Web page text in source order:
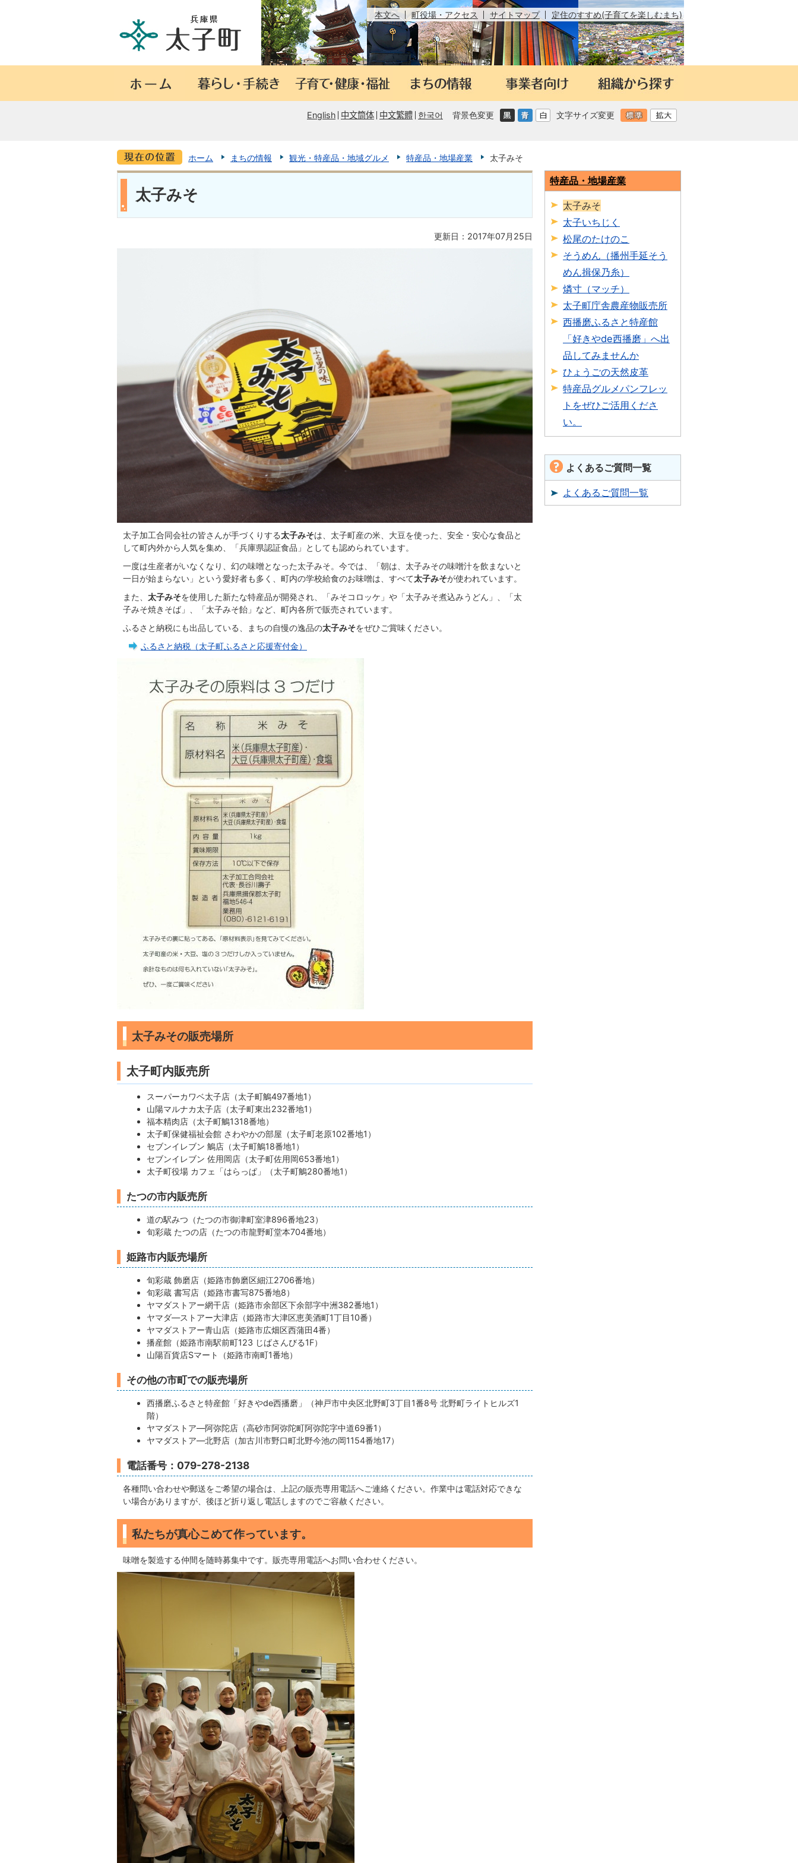
本文へ 町役場・アクセス サイトマップ 定住のすすめ(子育てを楽しむまち)
English 中文筒体 中文繁體 한국어 背景色変更 文字サイズ変更
ホーム まちの情報 観光・特産品・地域グルメ 特産品・地場産業 太子みそ
太子みそ
更新日：2017年07月25日
太子加工合同会社の皆さんが手づくりする太子みそは、太子町産の米、大豆を使った、安全・安心な食品と
して町内外から人気を集め、「兵庫県認証食品」としても認められています。
一度は生産者がいなくなり、幻の味噌となった太子みそ。今では、「朝は、太子みその味噌汁を飲まないと
一日が始まらない」という愛好者も多く、町内の学校給食のお味噌は、すべて太子みそが使われています。
また、 太子みそを使用した新たな特産品が開発され、「みそコロッケ」や「太子みそ煮込みうどん」、「太
子みそ焼きそば」、「太子みそ飴」など、町内各所で販売されています。
ふるさと納税にも出品している、まちの自慢の逸品の太子みそをぜひご賞味ください。
ふるさと納税（太子町ふるさと応援寄付金）
太子みその販売場所
太子町内販売所
スーパーカワベ太子店（太子町鵤497番地1）
山陽マルナカ太子店（太子町東出232番地1）
福本精肉店（太子町鵤1318番地）
太子町保健福祉会館 さわやかの部屋（太子町老原102番地1）
セブンイレブン 鵤店（太子町鵤18番地1）
セブンイレブン 佐用岡店（太子町佐用岡653番地1）
太子町役場 カフェ「はらっぱ」（太子町鵤280番地1）
たつの市内販売所
道の駅みつ（たつの市御津町室津896番地23）
旬彩蔵 たつの店（たつの市龍野町堂本704番地）
姫路市内販売場所
旬彩蔵 飾磨店（姫路市飾磨区細江2706番地）
旬彩蔵 書写店（姫路市書写875番地8）
ヤマダストアー網干店（姫路市余部区下余部字中洲382番地1）
ヤマダ―ストアー大津店（姫路市大津区恵美酒町1丁目10番）
ヤマダストアー青山店（姫路市広畑区西蒲田4番）
播産館（姫路市南駅前町123 じばさんびる1F）
山陽百貨店Sマート（姫路市南町1番地）
その他の市町での販売場所
西播磨ふるさと特産館「好きやde西播磨」（神戸市中央区北野町3丁目1番8号 北野町ライトヒルズ1
階）
ヤマダストア―阿弥陀店（高砂市阿弥陀町阿弥陀字中道69番1）
ヤマダストア―北野店（加古川市野口町北野今池の岡1154番地17）
電話番号：079-278-2138
各種問い合わせや郵送をご希望の場合は、上記の販売専用電話へご連絡ください。作業中は電話対応できな
い場合がありますが、後ほど折り返し電話しますのでご容赦ください。
私たちが真心こめて作っています。
味噌を製造する仲間を随時募集中です。販売専用電話へお問い合わせください。
特産品・地場産業
太子みそ
太子いちじく
松尾のたけのこ
そうめん（播州手延そう
めん揖保乃糸）
燐寸（マッチ）
太子町庁舎農産物販売所
西播磨ふるさと特産館
「好きやde西播磨」へ出
品してみませんか
ひょうごの天然皮革
特産品グルメパンフレッ
トをぜひご活用くださ
い。
よくあるご質問一覧
よくあるご質問一覧